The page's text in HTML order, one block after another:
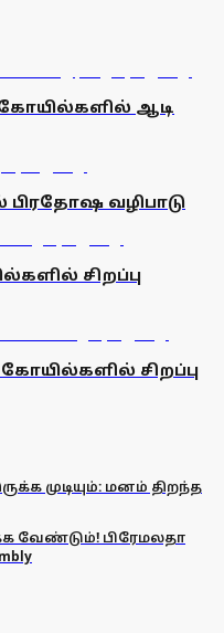
ஆடி
வழிபாடு
சிறப்பு
சிறப்பு
முடியும்: மனம் திறந்த
வேண்டும்! பிரேமலதா